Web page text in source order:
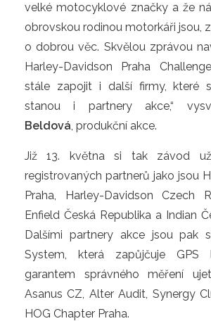
velké motocyklové značky a že
obrovskou rodinou motorkáři jsou,
o dobrou věc. Skvělou zprávou
Harley-Davidson Praha
stále zapojit i další firmy, které
stanou i partnery akce,“
Beldová, produkční akce.
Již 13. května si tak závod
registrovaných partnerů jako jsou
Praha, Harley-Davidson Czech
Enfield Česká Republika a Indian
Dalšími partnery akce jsou pak
System, která zapůjčuje
garantem správného měření
Asanus CZ, Alter Audit, Synergy
HOG Chapter Praha.